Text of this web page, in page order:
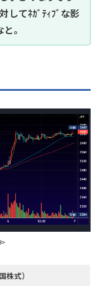
してﾈｶﾞﾃｨﾌﾞな影
｡
株式）